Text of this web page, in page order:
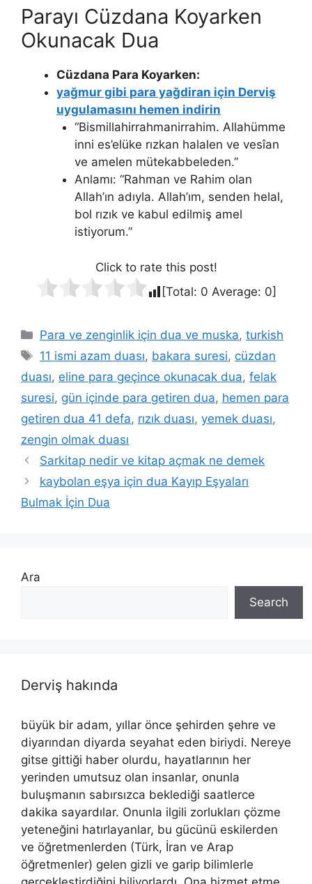
Parayı Cüzdana Koyarken
Okunacak Dua
Cüzdana Para Koyarken:
yağmur gibi para yağdiran için Derviş
uygulamasını hemen indirin
“Bismillahirrahmanirrahim. Allahümme
inni es’elüke rızkan halalen ve vesîan
ve amelen mütekabbeleden.”
Anlamı: “Rahman ve Rahim olan
Allah’ın adıyla. Allah’ım, senden helal,
bol rızık ve kabul edilmiş amel
istiyorum.”
Click to rate this post!
[Total: 0 Average: 0]
Para ve zenginlik için dua ve muska,turkish
11 ismi azam duası, bakara suresi, cüzdan
duası, eline para geçince okunacak dua, felak
suresi, gün içinde para getiren dua, hemen para
getiren dua 41 defa, rızık duası, yemek duası,
zengin olmak duası
Sarkitap nedir ve kitap açmak ne demek
kaybolan eşya için dua Kayıp Eşyaları
Bulmak İçin Dua
Ara
Search
Derviş hakında
büyük bir adam, yıllar önce şehirden şehre ve
diyarından diyarda seyahat eden biriydi. Nereye
gitse gittiği haber olurdu, hayatlarının her
yerinden umutsuz olan insanlar, onunla
buluşmanın sabırsızca beklediği saatlerce
dakika sayardılar. Onunla ilgili zorlukları çözme
yeteneğini hatırlayanlar, bu gücünü eskilerden
ve öğretmenlerden (Türk, İran ve Arap
öğretmenler) gelen gizli ve garip bilimlerle